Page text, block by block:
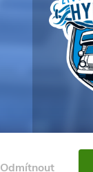
Odmítnout